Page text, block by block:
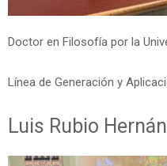
Doctor en Filosofía por la
Línea de Generación y
Luis Rubio